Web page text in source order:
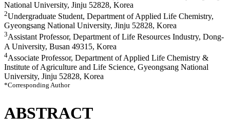
National University, Jinju 52828, Korea
2Undergraduate Student, Department of Applied Life Chemistry,
Gyeongsang National University, Jinju 52828, Korea
3Assistant Professor, Department of Life Resources Industry, Dong-
A University, Busan 49315, Korea
4Associate Professor, Department of Applied Life Chemistry &
Institute of Agriculture and Life Science, Gyeongsang National
University, Jinju 52828, Korea
*Corresponding Author
ABSTRACT